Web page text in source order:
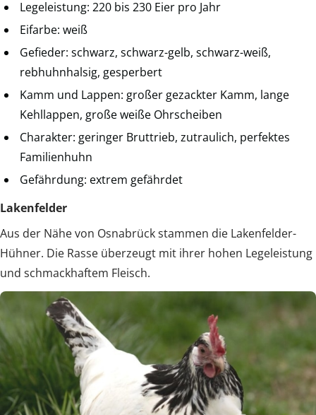
Legeleistung: 220 bis 230 Eier pro Jahr
Eifarbe: weiß
Gefieder: schwarz, schwarz-gelb, schwarz-weiß,
rebhuhnhalsig, gesperbert
Kamm und Lappen: großer gezackter Kamm, lange
Kehllappen, große weiße Ohrscheiben
Charakter: geringer Bruttrieb, zutraulich, perfektes
Familienhuhn
Gefährdung: extrem gefährdet
Lakenfelder
Aus der Nähe von Osnabrück stammen die Lakenfelder-
Hühner. Die Rasse überzeugt mit ihrer hohen Legeleistung
und schmackhaftem Fleisch.